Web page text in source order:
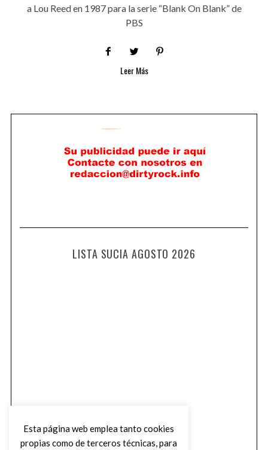
a Lou Reed en 1987 para la serie “Blank On Blank” de
PBS
Leer Más
LISTA SUCIA AGOSTO 2026
Esta página web emplea tanto cookies
propias como de terceros técnicas, para